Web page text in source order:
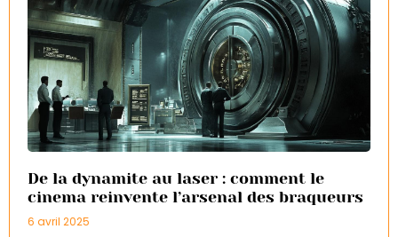
De la dynamite au laser : comment le
cinema reinvente l’arsenal des braqueurs
6 avril 2025